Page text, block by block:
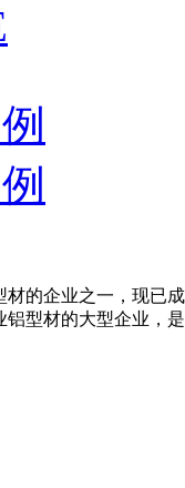
的企业之一，现已
型材的大型企业，